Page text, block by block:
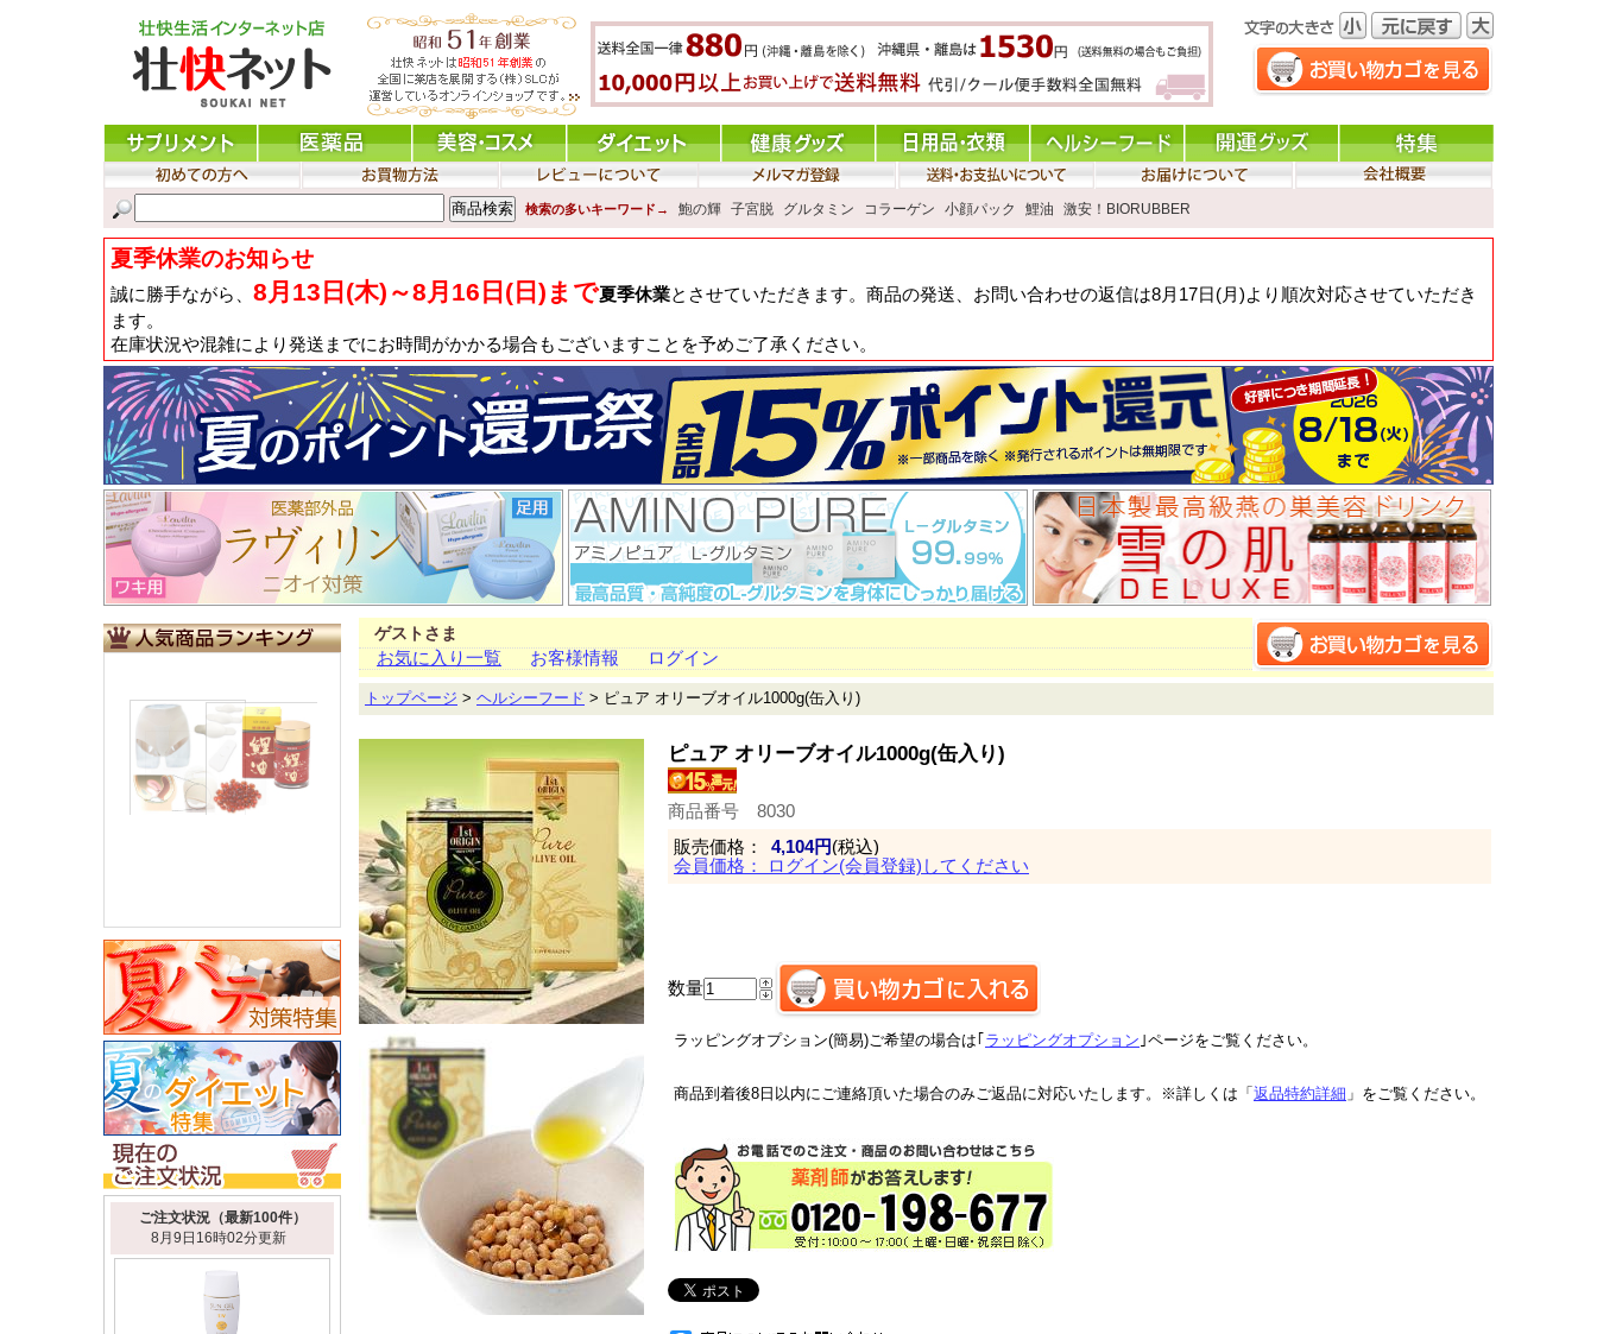
検索の多いキーワード→ 鮑の輝 子宮脱 グルタミン コラーゲン 小顔パック 鯉油 激安！BIORUBBER
夏季休業のお知らせ
誠に勝手ながら、 8月13日(木)～8月16日(日)まで夏季休業とさせていただきます。商品の発送、お問い合わせの返信は8月17日(月)より順次対応させていただき
ます。
在庫状況や混雑により発送までにお時間がかかる場合もございますことを予めご了承ください。
ゲストさま
お気に入り一覧
お客様情報 ログイン
トップページ > ヘルシーフード > ピュア オリーブオイル1000g(缶入り)
ピュア オリーブオイル1000g(缶入り)
商品番号 8030
販売価格：
4,104円(税込)
◆会員の方には 【 585 】ポイント進呈
会員価格： ログイン(会員登録)してください
数量
ラッピングオプション(簡易)ご希望の場合は｢ ラッピングオプション ｣ページをご覧ください。
商品到着後8日以内にご連絡頂いた場合のみご返品に対応いたします。※詳しくは「 返品特約詳細 」をご覧ください。